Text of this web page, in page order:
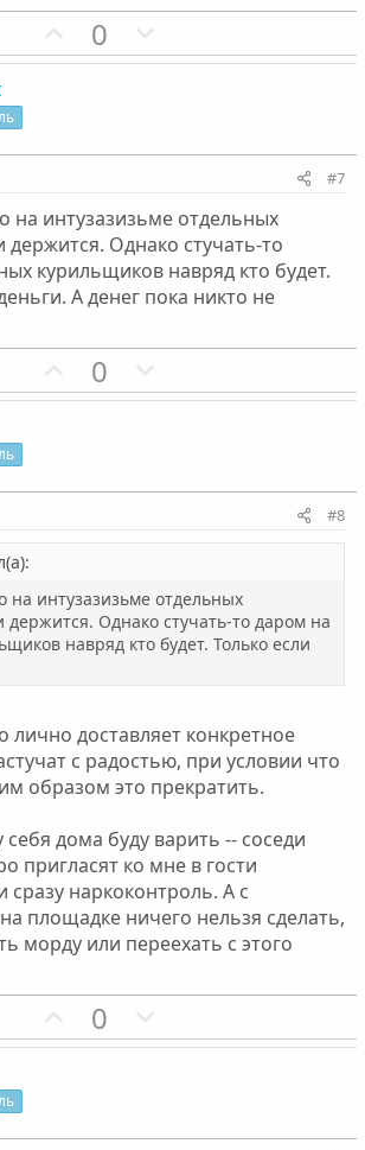
П
о
т
н
ы
й
г
о
о
0
е
т
н
ы
й
г
о
о
#7
на интузазизьме отдельных
держится. Однако стучать-то
курильщиков навряд кто будет.
А денег пока никто не
П
о
т
ы
й
г
о
с
0
е
т
ы
й
г
о
с
#8
на интузазизьме отдельных
держится. Однако стучать-то даром на
навряд кто будет. Только если
лично доставляет конкретное
с радостью, при условии что
образом это прекратить.
дома буду варить -- соседи
пригласят ко мне в гости
сразу наркоконтроль. А с
площадке ничего нельзя сделать,
морду или переехать с этого
П
о
т
0
е
т